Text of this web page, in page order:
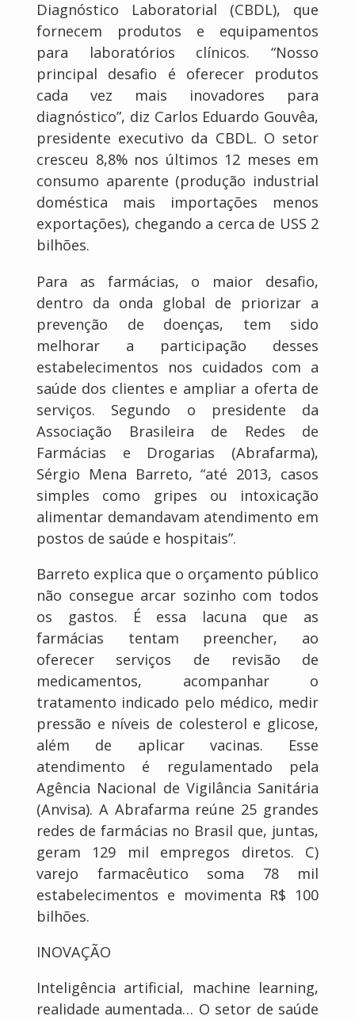
Diagnóstico Laboratorial (CBDL), que
fornecem produtos e equipamentos
para laboratórios clínicos. “Nosso
principal desafio é oferecer produtos
cada vez mais inovadores para
diagnóstico”, diz Carlos Eduardo Gouvêa,
presidente executivo da CBDL. O setor
cresceu 8,8% nos últimos 12 meses em
consumo aparente (produção industrial
doméstica mais importações menos
exportações), chegando a cerca de USS 2
bilhões.
Para as farmácias, o maior desafio,
dentro da onda global de priorizar a
prevenção de doenças, tem sido
melhorar a participação desses
estabelecimentos nos cuidados com a
saúde dos clientes e ampliar a oferta de
serviços. Segundo o presidente da
Associação Brasileira de Redes de
Farmácias e Drogarias (Abrafarma),
Sérgio Mena Barreto, “até 2013, casos
simples como gripes ou intoxicação
alimentar demandavam atendimento em
postos de saúde e hospitais”.
Barreto explica que o orçamento público
não consegue arcar sozinho com todos
os gastos. É essa lacuna que as
farmácias tentam preencher, ao
oferecer serviços de revisão de
medicamentos, acompanhar o
tratamento indicado pelo médico, medir
pressão e níveis de colesterol e glicose,
além de aplicar vacinas. Esse
atendimento é regulamentado pela
Agência Nacional de Vigilância Sanitária
(Anvisa). A Abrafarma reúne 25 grandes
redes de farmácias no Brasil que, juntas,
geram 129 mil empregos diretos. C)
varejo farmacêutico soma 78 mil
estabelecimentos e movimenta R$ 100
bilhões.
INOVAÇÃO
Inteligência artificial, machine learning,
realidade aumentada… O setor de saúde